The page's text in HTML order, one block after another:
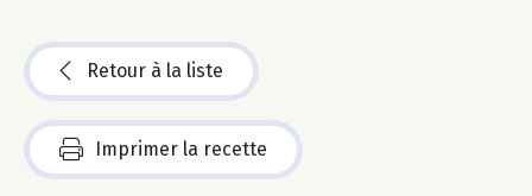
Retour à la liste
Imprimer la recette